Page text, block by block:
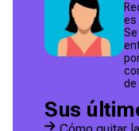
es
de
Sus